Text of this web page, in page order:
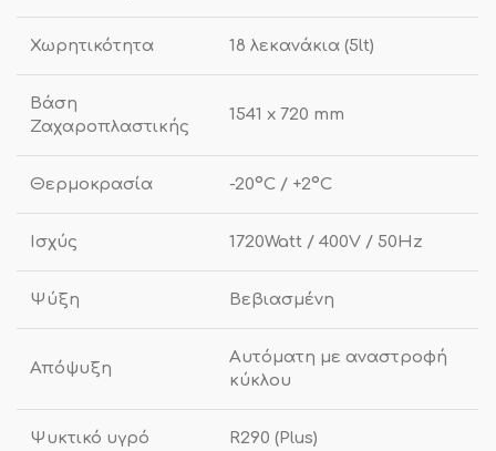
Χωρητικότητα 18 λεκανάκια (5lt)
Βάση
Ζαχαροπλαστικής
1541 x 720 mm
Θερμοκρασία -20ºC / +2ºC
Ισχύς 1720Watt / 400V / 50Hz
Ψύξη Βεβιασμένη
Απόψυξη
Αυτόματη με αναστροφή
κύκλου
Ψυκτικό υγρό R290 (Plus)